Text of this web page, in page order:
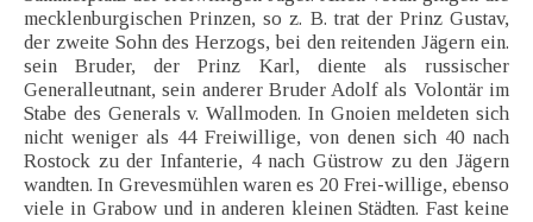
mecklenburgischen Prinzen, so z. B. trat der Prinz Gustav,
der zweite Sohn des Herzogs, bei den reitenden Jägern ein.
sein Bruder, der Prinz Karl, diente als russischer
Generalleutnant, sein anderer Bruder Adolf als Volontär im
Stabe des Generals v. Wallmoden. In Gnoien meldeten sich
nicht weniger als 44 Freiwillige, von denen sich 40 nach
Rostock zu der Infanterie, 4 nach Güstrow zu den Jägern
wandten. In Grevesmühlen waren es 20 Frei-willige, ebenso
viele in Grabow und in anderen kleinen Städten. Fast keine